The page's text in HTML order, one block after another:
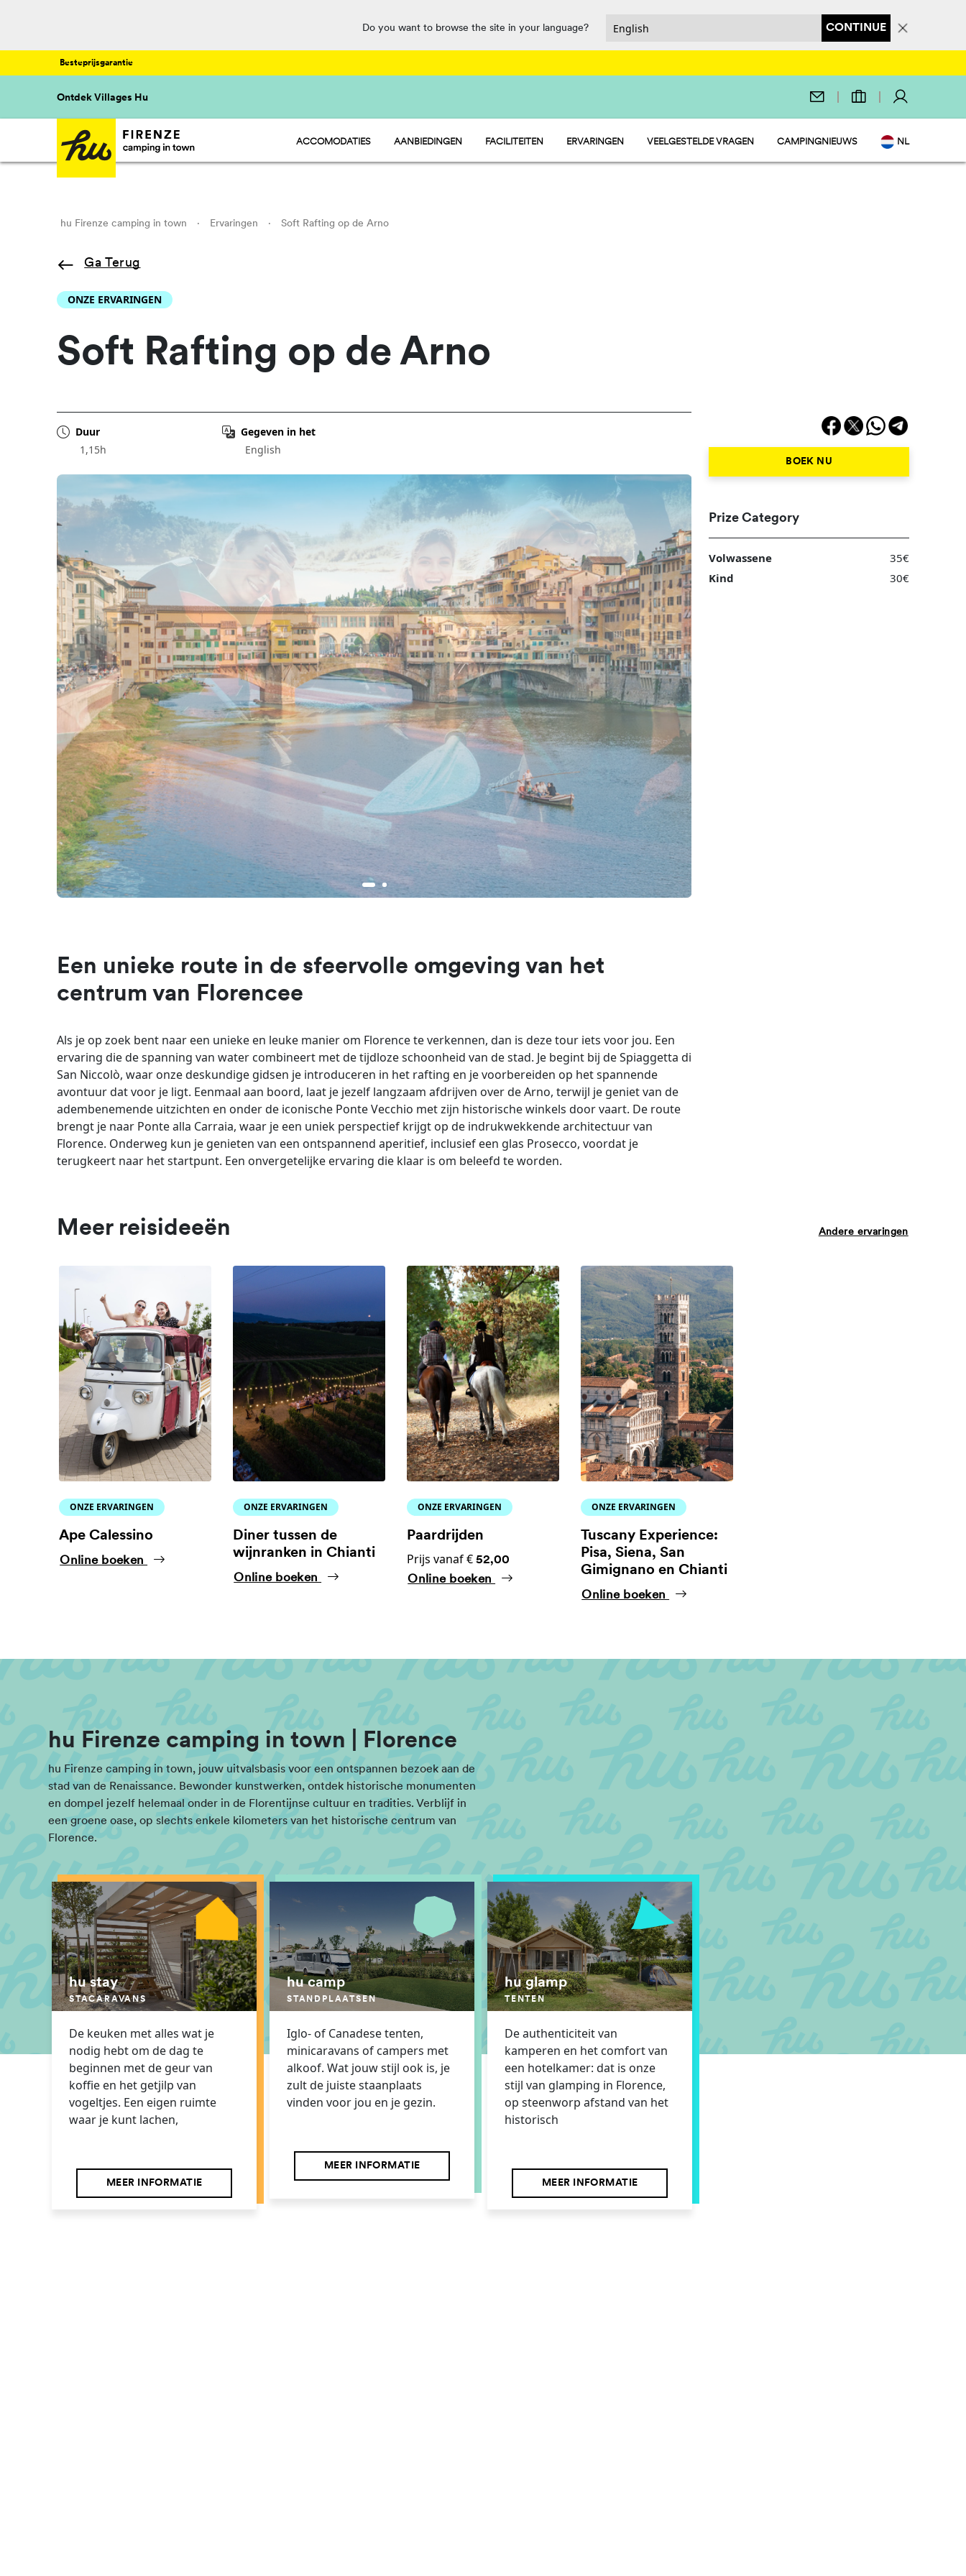
Do you want to browse the site in your language? CONTINUE
Besteprijsgarantie
Ontdek Villages Hu
ACCOMODATIES
HU CAMP - STANDPLAATSEN
AANBIEDINGEN FACILITEITEN
SPORT EN PLEZIER
ERVARINGEN VEELGESTELDE VRAGEN CAMPINGNIEUWS NL
IT
hu Firenze camping in town · Ervaringen · Soft Rafting op de Arno
Ga Terug
ONZE ERVARINGEN
Soft Rafting op de Arno
Duur
1,15h
Gegeven in het
English
Een unieke route in de sfeervolle omgeving van het
centrum van Florencee
Als je op zoek bent naar een unieke en leuke manier om Florence te verkennen, dan is deze tour iets voor jou. Een
ervaring die de spanning van water combineert met de tijdloze schoonheid van de stad. Je begint bij de Spiaggetta di
San Niccolò, waar onze deskundige gidsen je introduceren in het rafting en je voorbereiden op het spannende
avontuur dat voor je ligt. Eenmaal aan boord, laat je jezelf langzaam afdrijven over de Arno, terwijl je geniet van de
adembenemende uitzichten en onder de iconische Ponte Vecchio met zijn historische winkels door vaart. De route
brengt je naar Ponte alla Carraia, waar je een uniek perspectief krijgt op de indrukwekkende architectuur van
Florence. Onderweg kun je genieten van een ontspannend aperitief, inclusief een glas Prosecco, voordat je
terugkeert naar het startpunt. Een onvergetelijke ervaring die klaar is om beleefd te worden.
BOEK NU
Prize Category
Volwassene
35€
Kind
30€
Meer reisideeën Andere ervaringen
ONZE ERVARINGEN
Ape Calessino
Online boeken
ONZE ERVARINGEN
Diner tussen de
wijnranken in Chianti
Online boeken
ONZE ERVARINGEN
Paardrijden
Prijs vanaf €52,00
Online boeken
ONZE ERVARINGEN
Tuscany Experience:
Pisa, Siena, San
Gimignano en Chianti
Online boeken
hu Firenze camping in town | Florence
hu Firenze camping in town, jouw uitvalsbasis voor een ontspannen bezoek aan de
stad van de Renaissance. Bewonder kunstwerken, ontdek historische monumenten
en dompel jezelf helemaal onder in de Florentijnse cultuur en tradities. Verblijf in
een groene oase, op slechts enkele kilometers van het historische centrum van
Florence.
hu stay
STACARAVANS
De keuken met alles wat je
nodig hebt om de dag te
beginnen met de geur van
koffie en het getjilp van
vogeltjes. Een eigen ruimte
waar je kunt lachen,
MEER INFORMATIE
hu camp
STANDPLAATSEN
Iglo- of Canadese tenten,
minicaravans of campers met
alkoof. Wat jouw stijl ook is, je
zult de juiste staanplaats
vinden voor jou en je gezin.
MEER INFORMATIE
hu glamp
TENTEN
De authenticiteit van
kamperen en het comfort van
een hotelkamer: dat is onze
stijl van glamping in Florence,
op steenworp afstand van het
historisch
MEER INFORMATIE